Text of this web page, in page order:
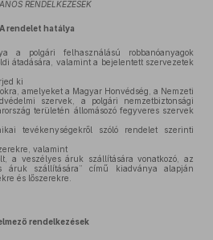
RENDELKEZÉSEK
A rendelet hatálya
a polgári felhasználású robbanóanyagok
átadására, valamint a bejelentett szervezetek
ki
amelyeket a Magyar Honvédség, a Nemzeti
szervek, a polgári nemzetbiztonsági
területén állomásozó fegyveres szervek
tevékenységekről szóló rendelet szerinti
valamint
a veszélyes áruk szállítására vonatkozó, az
áruk szállítására” című kiadványa alapján
és lőszerekre.
rendelkezések